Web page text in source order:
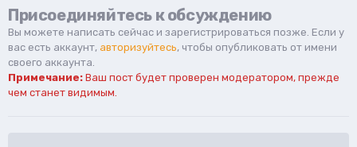
Присоединяйтесь к обсуждению
Вы можете написать сейчас и зарегистрироваться позже. Если у
вас есть аккаунт, авторизуйтесь, чтобы опубликовать от имени
своего аккаунта.
Примечание: Ваш пост будет проверен модератором, прежде
чем станет видимым.